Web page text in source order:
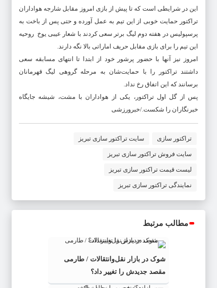
این در شرایطی است که تا پیش از بازی امروز مقابل شارجه هواداران
تراکتور حمایت خوبی از این تیم به عمل آورده و حتی پس از باخت به
پرسپولیس در هفته دوم لیگ برتر سعی کردند با شعار عیبی یوخ روحیه
این تیم را برای بازی مقابل حریف اماراتی بالا نگه دارند.
امروز نیز آنها با حضور پرشور خود از ابتدا تا انتهای مسابقه سعی
داشتند تراکتور را با حمایت‌شان به مرحله گروهی لیگ قهرمانان
برسانند که این اتفاق رخ نداد.
پس از گل اول تراکتور، یکی از هواداران با مشت، شیشه جایگاه
خبرنگاران را شکست./خبرورزشی
تراکتور سازی سایت تراکتور سازی تبریز
سایت فروش تراکتور سازی تبریز
لیست قیمت تراکتور سازی تبریز
نمایندگی تراکتور سازی تبریز
مطالب مرتبط
شوک در بازار نقل‌وانتقالات / طارمی
مقصد جدیدش را تغییر داد؟